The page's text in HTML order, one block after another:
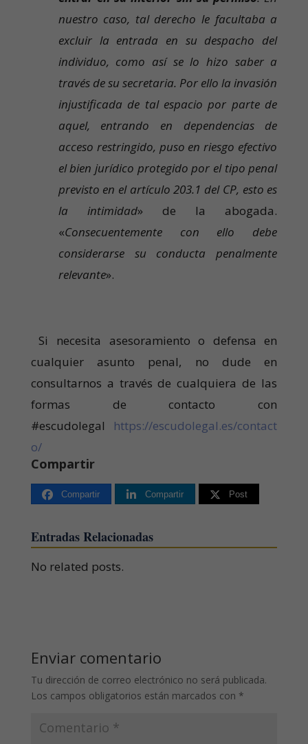
nuestro caso, tal derecho le facultaba a
excluir la entrada en su despacho del
individuo, como así se lo hizo saber a
través de su secretaria. Por ello la invasión
injustificada de tal espacio por parte de
aquel, entrando en dependencias de
acceso restringido, puso en riesgo efectivo
el bien jurídico protegido por el tipo penal
previsto en el artículo 203.1 del CP, esto es
la intimidad» de la abogada.
«Consecuentemente con ello debe
considerarse su conducta penalmente
relevante».
Si necesita asesoramiento o defensa en
cualquier asunto penal, no dude en
consultarnos a través de cualquiera de las
formas de contacto con
#escudolegal https://escudolegal.es/contact
o/
Compartir
Compartir Compartir Post
Entradas Relacionadas
No related posts.
Enviar comentario
Tu dirección de correo electrónico no será publicada.
Los campos obligatorios están marcados con *